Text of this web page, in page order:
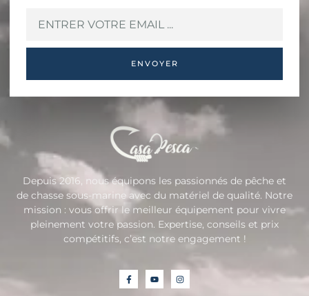
ENVOYER
Depuis 2016, nous équipons les passionnés de pêche et
de chasse sous-marine avec du matériel de qualité. Notre
mission : vous offrir le meilleur équipement pour vivre
pleinement votre passion. Expertise, conseils et prix
compétitifs, c’est notre engagement !